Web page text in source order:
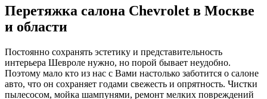
Перетяжка салона Chevrolet в Москве
и области
Постоянно сохранять эстетику и представительность
интерьера Шевроле нужно, но порой бывает неудобно.
Поэтому мало кто из нас с Вами настолько заботится о салоне
авто, что он сохраняет годами свежесть и опрятность. Чистки
пылесосом, мойка шампунями, ремонт мелких повреждений